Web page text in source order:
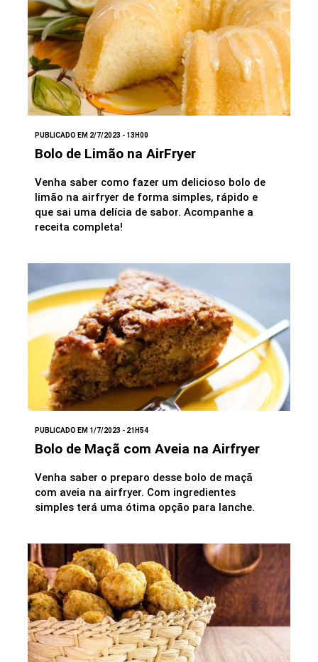
PUBLICADO EM 2/7/2023 - 13H00
Bolo de Limão na AirFryer
Venha saber como fazer um delicioso bolo de
limão na airfryer de forma simples, rápido e
que sai uma delícia de sabor. Acompanhe a
receita completa!
PUBLICADO EM 1/7/2023 - 21H54
Bolo de Maçã com Aveia na Airfryer
Venha saber o preparo desse bolo de maçã
com aveia na airfryer. Com ingredientes
simples terá uma ótima opção para lanche.